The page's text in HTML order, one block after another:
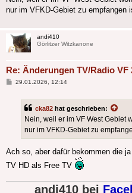
nur im VFKD-Gebiet zu empfangen
andi410
Görlitzer Witzkanone
Re: Änderungen TV/Radio VF
Beitrag
29.01.2026, 12:14
cka82 hat geschrieben:
Nein, weil er im VF West Gebiet
nur im VFKD-Gebiet zu
Ach so, aber dafür bekommen die
TV HD als Free TV
andi410 bei